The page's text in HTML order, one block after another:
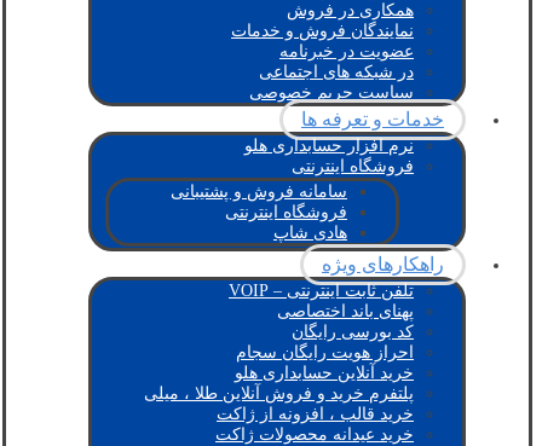
همکاری در فروش
نمایندگان فروش و خدمات
عضویت در خبرنامه
در شبکه های اجتماعی
سیاست حریم خصوصی
خدمات و تعرفه ها
نرم افزار حسابداری هلو
فروشگاه اینترنتی
سامانه فروش و پشتیبانی
فروشگاه اینترنتی
هادی شاپ
راهکارهای ویژه
تلفن ثابت اینترنتی – VOIP
پهنای باند اختصاصی
کد بورسی رایگان
احراز هویت رایگان سجام
خرید آنلاین حسابداری هلو
پلتفرم خرید و فروش آنلاین طلا ، میلی
خرید قالب ، افزونه از ژاکت
خرید عیدانه محصولات ژاکت